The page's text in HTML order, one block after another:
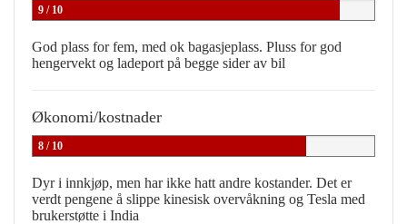
9 / 10
God plass for fem, med ok bagasjeplass. Pluss for god
hengervekt og ladeport på begge sider av bil
Økonomi/kostnader
8 / 10
Dyr i innkjøp, men har ikke hatt andre kostander. Det er
verdt pengene å slippe kinesisk overvåkning og Tesla med
brukerstøtte i India